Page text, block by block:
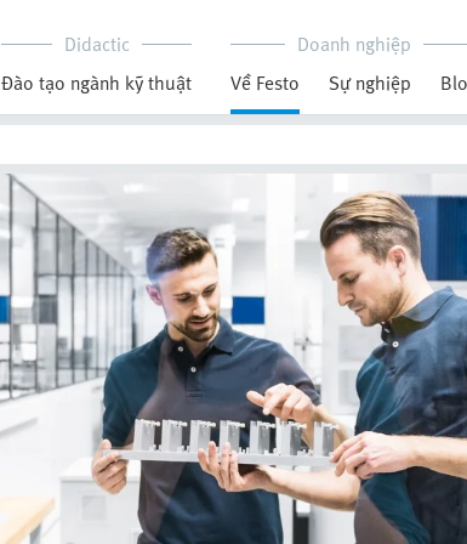
Didactic
Đào tạo ngành kỹ thuật
Doanh nghiệp
Về Festo
Sự nghiệp